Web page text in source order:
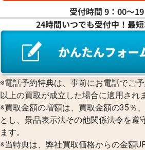
受付時間 9：00〜
24時間いつでも受付中！最
※電話予約特典は、事前にお電話でご
以上の買取が成立した場合に適用され
※買取金額の増額は、買取金額の35％
とし、景品表示法その他関係法令を遵
ます。
※当特典は、弊社買取価格からの金額